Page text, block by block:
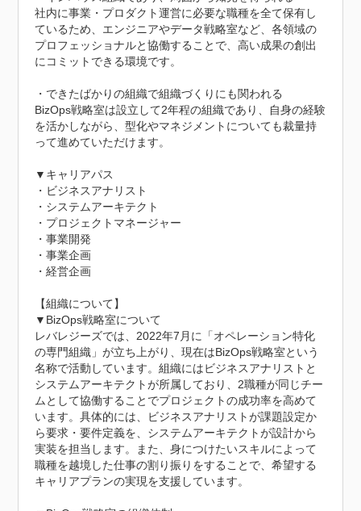
社内に事業・プロダクト運営に必要な職種を全て保有し
ているため、エンジニアやデータ戦略室など、各領域の
プロフェッショナルと協働することで、高い成果の創出
にコミットできる環境です。
・できたばかりの組織で組織づくりにも関われる
BizOps戦略室は設立して2年程の組織であり、自身の経験
を活かしながら、型化やマネジメントについても裁量持
って進めていただけます。
▼キャリアパス
・ビジネスアナリスト
・システムアーキテクト
・プロジェクトマネージャー
・事業開発
・事業企画
・経営企画
【組織について】
▼BizOps戦略室について
レバレジーズでは、2022年7月に「オペレーション特化
の専門組織」が立ち上がり、現在はBizOps戦略室という
名称で活動しています。組織にはビジネスアナリストと
システムアーキテクトが所属しており、2職種が同じチー
ムとして協働することでプロジェクトの成功率を高めて
います。具体的には、ビジネスアナリストが課題設定か
ら要求・要件定義を、システムアーキテクトが設計から
実装を担当します。また、身につけたいスキルによって
職種を越境した仕事の割り振りをすることで、希望する
キャリアプランの実現を支援しています。